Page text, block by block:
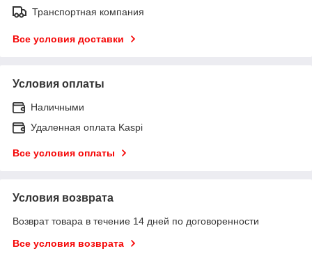
Транспортная компания
Все условия доставки
Условия оплаты
Наличными
Удаленная оплата Kaspi
Все условия оплаты
Условия возврата
Возврат товара в течение 14 дней по договоренности
Все условия возврата